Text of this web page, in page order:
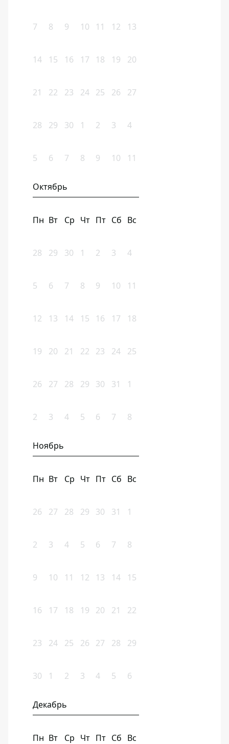
7 8 9 10 11 12 13
14 15 16 17 18 19 20
21 22 23 24 25 26 27
28 29 30 1 2 3 4
5 6 7 8 9 10 11
Октябрь
Пн Вт Ср Чт Пт Сб Вс
28 29 30 1 2 3 4
5 6 7 8 9 10 11
12 13 14 15 16 17 18
19 20 21 22 23 24 25
26 27 28 29 30 31 1
2 3 4 5 6 7 8
Ноябрь
Пн Вт Ср Чт Пт Сб Вс
26 27 28 29 30 31 1
2 3 4 5 6 7 8
9 10 11 12 13 14 15
16 17 18 19 20 21 22
23 24 25 26 27 28 29
30 1 2 3 4 5 6
Декабрь
Пн Вт Ср Чт Пт Сб Вс